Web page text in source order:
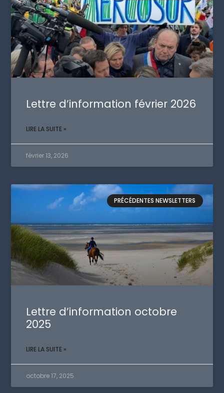
Lettre d’information février 2026
LIRE LA SUITE »
février 13, 2026
PRÉCÉDENTES NEWSLETTERS
Lettre d’information octobre
2025
LIRE LA SUITE »
octobre 17, 2025